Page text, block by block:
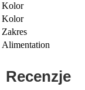
Kolor
Kolor
Zakres
Alimentation